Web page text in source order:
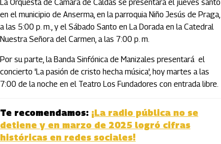
La Orquesta de Cámara de Caldas se presentará el jueves santo
en el municipio de Anserma, en la parroquia Niño Jesús de Praga,
a las 5:00 p. m., y el Sábado Santo en La Dorada en la Catedral
Nuestra Señora del Carmen, a las 7:00 p. m.
Por su parte, la Banda Sinfónica de Manizales presentará el
concierto 'La pasión de cristo hecha música', hoy martes a las
7:00 de la noche en el Teatro Los Fundadores con entrada libre.
Te recomendamos: ¡La radio pública no se
detiene y en marzo de 2025 logró cifras
históricas en redes sociales!